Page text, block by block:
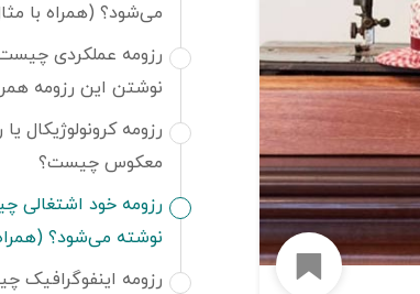
افزودن به لیست علاقه‌مندی‌ها
می‌شود؟ (همراه با
رزومه عملکردی
نوشتن این رزومه
رزومه کرونولوژیکال
معکوس چیست؟
رزومه خود اشتغالی
نوشته می‌شود؟